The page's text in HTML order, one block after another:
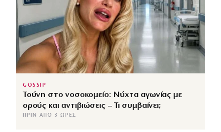
GOSSIP
Τούνη στο νοσοκομείο: Νύχτα αγωνίας με
ορούς και αντιβιώσεις – Τι συμβαίνει;
ΠΡΙΝ ΑΠΌ 3 ΏΡΕΣ